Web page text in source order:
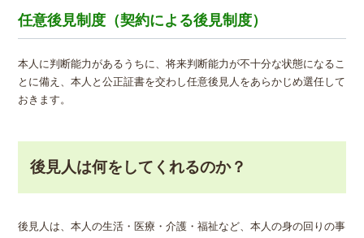
任意後見制度（契約による後見制度）
本人に判断能力があるうちに、将来判断能力が不十分な状態になるこ
とに備え、本人と公正証書を交わし任意後見人をあらかじめ選任して
おきます。
後見人は何をしてくれるのか？
後見人は、本人の生活・医療・介護・福祉など、本人の身の回りの事